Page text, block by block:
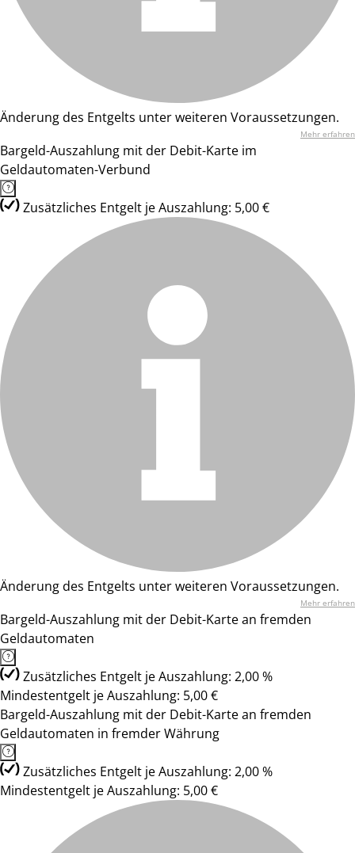
Änderung des Entgelts unter weiteren Voraussetzungen.
Mehr erfahren
Bargeld-Auszahlung mit der Debit-Karte im
Geldautomaten-Verbund
Zusätzliches Entgelt je Auszahlung: 5,00 €
Änderung des Entgelts unter weiteren Voraussetzungen.
Mehr erfahren
Bargeld-Auszahlung mit der Debit-Karte an fremden
Geldautomaten
Zusätzliches Entgelt je Auszahlung: 2,00 %
Mindestentgelt je Auszahlung: 5,00 €
Bargeld-Auszahlung mit der Debit-Karte an fremden
Geldautomaten in fremder Währung
Zusätzliches Entgelt je Auszahlung: 2,00 %
Mindestentgelt je Auszahlung: 5,00 €